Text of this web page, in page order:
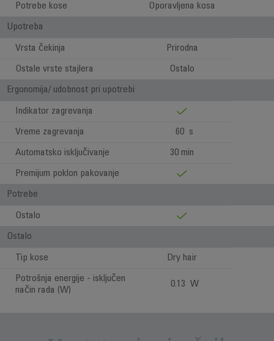
Potrebe kose Oporavljena kosa
Upotreba
Vrsta čekinja Prirodna
Ostale vrste stajlera Ostalo
Ergonomija/ udobnost pri upotrebi
Indikator zagrevanja
Vreme zagrevanja 60 s
Automatsko isključivanje 30 min
Premijum poklon pakovanje
Potrebe
Ostalo
Ostalo
Tip kose Dry hair
Potrošnja energije - isključen
način rada (W)
0.13 W